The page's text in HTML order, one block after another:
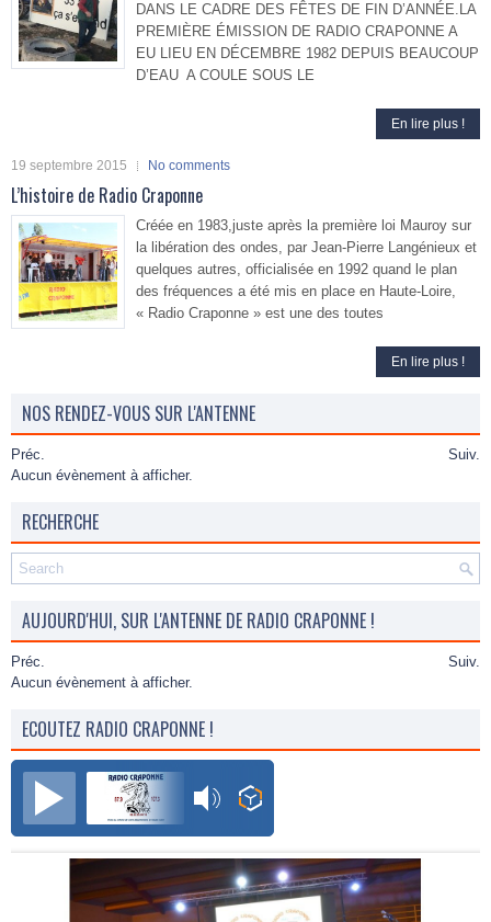
DANS LE CADRE DES FÊTES DE FIN D’ANNÉE.LA
PREMIÈRE ÉMISSION DE RADIO CRAPONNE A
EU LIEU EN DÉCEMBRE 1982 DEPUIS BEAUCOUP
D’EAU A COULE SOUS LE
En lire plus !
19 septembre 2015 No comments
L’histoire de Radio Craponne
Créée en 1983,juste après la première loi Mauroy sur
la libération des ondes, par Jean-Pierre Langénieux et
quelques autres, officialisée en 1992 quand le plan
des fréquences a été mis en place en Haute-Loire,
« Radio Craponne » est une des toutes
En lire plus !
NOS RENDEZ-VOUS SUR L'ANTENNE
Préc.
Suiv.
Aucun évènement à afficher.
RECHERCHE
AUJOURD'HUI, SUR L'ANTENNE DE RADIO CRAPONNE !
Préc.
Suiv.
Aucun évènement à afficher.
ECOUTEZ RADIO CRAPONNE !
Radio Craponne FM